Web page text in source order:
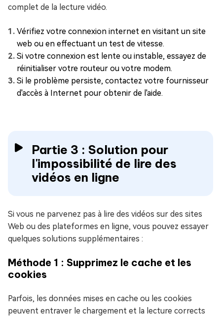
complet de la lecture vidéo.
Vérifiez votre connexion internet en visitant un site
web ou en effectuant un test de vitesse.
Si votre connexion est lente ou instable, essayez de
réinitialiser votre routeur ou votre modem.
Si le problème persiste, contactez votre fournisseur
d'accès à Internet pour obtenir de l'aide.
Partie 3 : Solution pour
l'impossibilité de lire des
vidéos en ligne
Si vous ne parvenez pas à lire des vidéos sur des sites
Web ou des plateformes en ligne, vous pouvez essayer
quelques solutions supplémentaires :
Méthode 1 : Supprimez le cache et les
cookies
Parfois, les données mises en cache ou les cookies
peuvent entraver le chargement et la lecture corrects